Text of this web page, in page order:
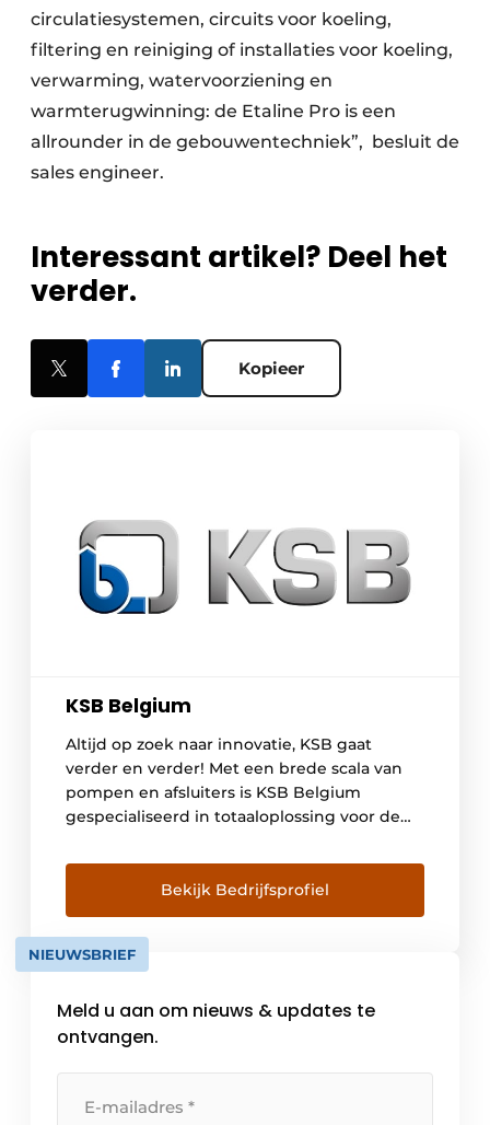
circulatie­systemen, circuits voor koeling,
filtering en reiniging of installaties voor koeling,
verwarming, water­voorziening en
warmterugwinning: de Etaline Pro is een
allrounder in de gebouwentechniek”, besluit de
sales engineer.
Interessant artikel? Deel het
verder.
Kopieer
KSB Belgium
Altijd op zoek naar innovatie, KSB gaat
verder en verder! Met een brede scala van
pompen en afsluiters is KSB Belgium
gespecialiseerd in totaaloplossing voor de
levenscyclus van uw installatie kunt u
vertrouwen op gedegen technisch advies,
intelligente automatisering en betrouwbare
service. Kortom, KSB Belgium verkoopt niet
alleen pompen en […]
Bekijk Bedrijfsprofiel
NIEUWSBRIEF
Meld u aan om nieuws & updates te
ontvangen.